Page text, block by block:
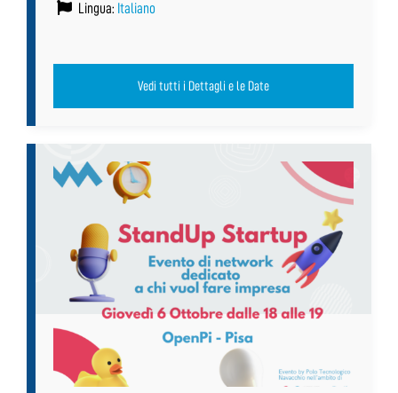
Lingua: Italiano
Vedi tutti i Dettagli e le Date